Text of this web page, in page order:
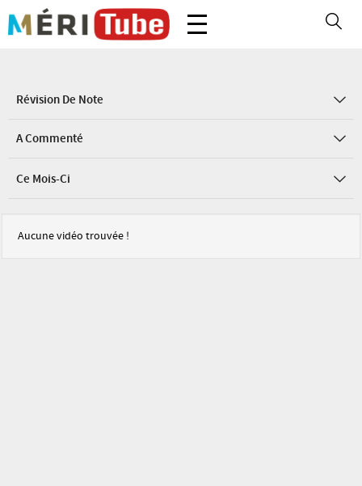
Révision De Note
A Commenté
Ce Mois-Ci
Aucune vidéo trouvée !